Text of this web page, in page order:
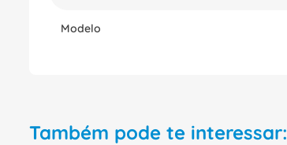
Modelo
Também pode te interessar: